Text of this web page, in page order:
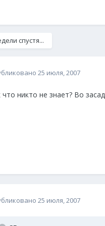
спустя...
25 июля, 2007
что никто не знает? Во
25 июля, 2007